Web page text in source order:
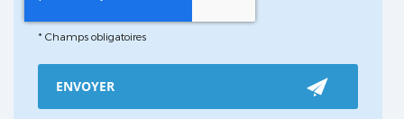
*Champs obligatoires